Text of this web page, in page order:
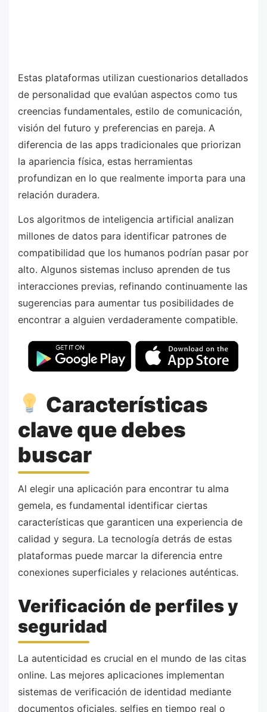
Estas plataformas utilizan cuestionarios detallados
de personalidad que evalúan aspectos como tus
creencias fundamentales, estilo de comunicación,
visión del futuro y preferencias en pareja. A
diferencia de las apps tradicionales que priorizan
la apariencia física, estas herramientas
profundizan en lo que realmente importa para una
relación duradera.
Los algoritmos de inteligencia artificial analizan
millones de datos para identificar patrones de
compatibilidad que los humanos podrían pasar por
alto. Algunos sistemas incluso aprenden de tus
interacciones previas, refinando continuamente las
sugerencias para aumentar tus posibilidades de
encontrar a alguien verdaderamente compatible.
Características
clave que debes
buscar
Al elegir una aplicación para encontrar tu alma
gemela, es fundamental identificar ciertas
características que garanticen una experiencia de
calidad y segura. La tecnología detrás de estas
plataformas puede marcar la diferencia entre
conexiones superficiales y relaciones auténticas.
Verificación de perfiles y
seguridad
La autenticidad es crucial en el mundo de las citas
online. Las mejores aplicaciones implementan
sistemas de verificación de identidad mediante
documentos oficiales, selfies en tiempo real o